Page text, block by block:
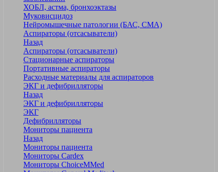
ХОБЛ, астма, бронхоэктазы
Муковисцидоз
Нейромышечные патологии (БАС, СМА)
Аспираторы (отсасыватели)
Назад
Аспираторы (отсасыватели)
Стационарные аспираторы
Портативные аспираторы
Расходные материалы для аспираторов
ЭКГ и дефибрилляторы
Назад
ЭКГ и дефибрилляторы
ЭКГ
Дефибрилляторы
Мониторы пациента
Назад
Мониторы пациента
Мониторы Cardex
Мониторы ChoiceMMed